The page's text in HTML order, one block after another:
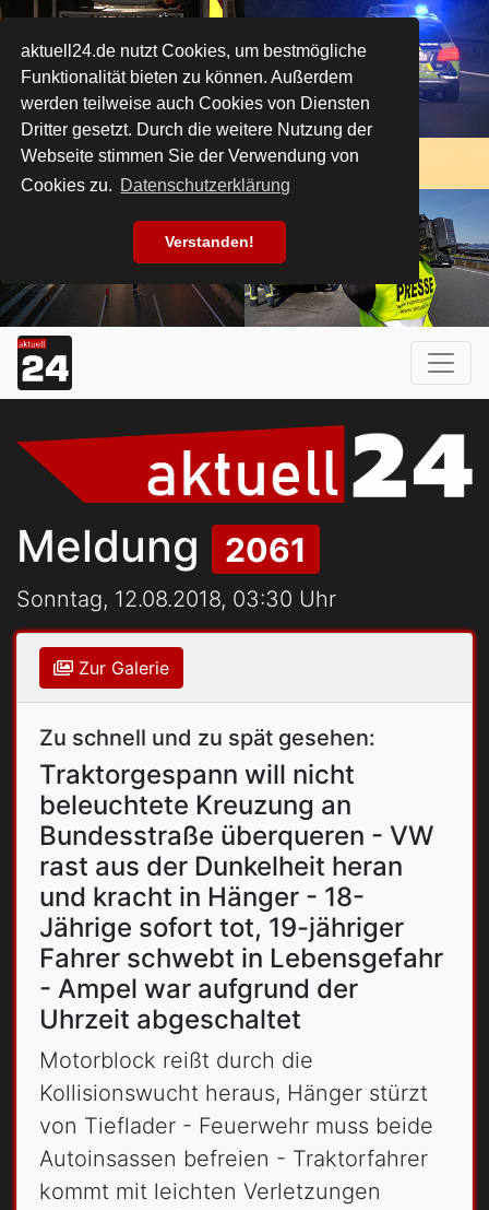
aktuell24.de nutzt Cookies, um bestmögliche
Funktionalität bieten zu können. Außerdem
werden teilweise auch Cookies von Diensten
Dritter gesetzt. Durch die weitere Nutzung der
Webseite stimmen Sie der Verwendung von
Cookies zu. Datenschutzerklärung
Verstanden!
Meldung 2061
Sonntag, 12.08.2018, 03:30 Uhr
Zur Galerie
Zu schnell und zu spät gesehen:
Traktorgespann will nicht
beleuchtete Kreuzung an
Bundesstraße überqueren - VW
rast aus der Dunkelheit heran
und kracht in Hänger - 18-
Jährige sofort tot, 19-jähriger
Fahrer schwebt in Lebensgefahr
- Ampel war aufgrund der
Uhrzeit abgeschaltet
Motorblock reißt durch die
Kollisionswucht heraus, Hänger stürzt
von Tieflader - Feuerwehr muss beide
Autoinsassen befreien - Traktorfahrer
kommt mit leichten Verletzungen